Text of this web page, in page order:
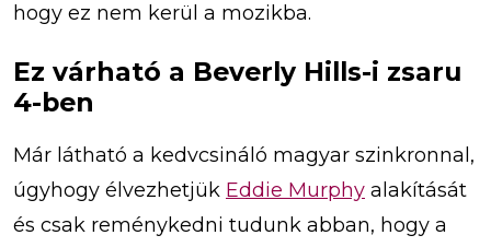
hogy ez nem kerül a mozikba.
Ez várható a Beverly Hills-i zsaru
4-ben
Már látható a kedvcsináló magyar szinkronnal,
úgyhogy élvezhetjük Eddie Murphy alakítását
és csak reménykedni tudunk abban, hogy a